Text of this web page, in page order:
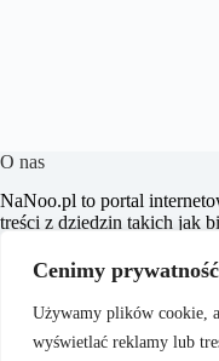
Cenimy
Używamy plików cookie,
wyświetlać reklamy lub
O nas
​NaNoo.pl to portal
treści z dziedzin takich jak
celem jest dostarczanie
artykułów, które wspierają
decyzji oraz poszerzają